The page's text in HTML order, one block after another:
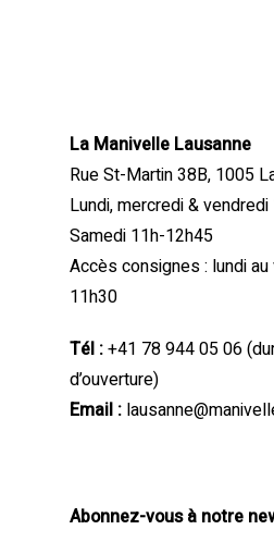
La Manivelle Lausanne
Rue St-Martin 38B, 1005
Lundi, mercredi &
Samedi 11h-12h45
Accès consignes : lundi
11h30
Tél :+41 78 944 05 06
d’ouverture)
Email :
Abonnez-vous à notre